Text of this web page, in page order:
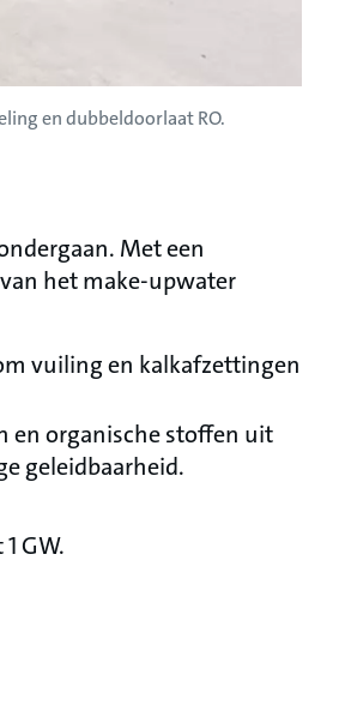
en dubbeldoorlaat RO.
Met een
het make-upwater
vuiling en kalkafzettingen
en organische stoffen uit
geleidbaarheid.
GW.